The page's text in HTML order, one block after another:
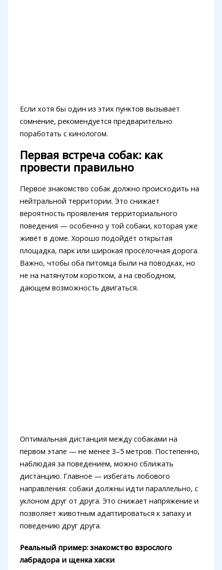
Если хотя бы один из этих пунктов вызывает
сомнение, рекомендуется предварительно
поработать с кинологом.
Первая встреча собак: как
провести правильно
Первое знакомство собак должно происходить на
нейтральной территории. Это снижает
вероятность проявления территориального
поведения — особенно у той собаки, которая уже
живёт в доме. Хорошо подойдёт открытая
площадка, парк или широкая просёлочная дорога.
Важно, чтобы оба питомца были на поводках, но
не на натянутом коротком, а на свободном,
дающем возможность двигаться.
Оптимальная дистанция между собаками на
первом этапе — не менее 3–5 метров. Постепенно,
наблюдая за поведением, можно сближать
дистанцию. Главное — избегать лобового
направления: собаки должны идти параллельно, с
уклоном друг от друга. Это снижает напряжение и
позволяет животным адаптироваться к запаху и
поведению друг друга.
Реальный пример: знакомство взрослого
лабрадора и щенка хаски